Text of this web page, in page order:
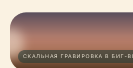
СКАЛЬНАЯ ГРАВИРОВКА В БИГ-